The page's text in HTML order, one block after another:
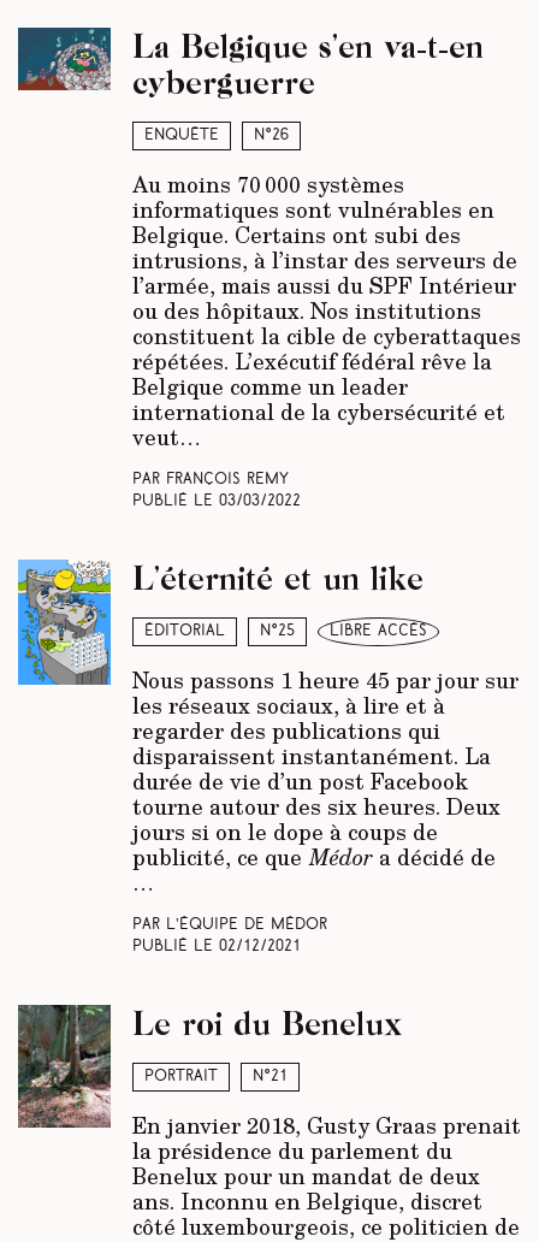
Enquête N°26
La Belgique s’en va-t-en
cyberguerre
Au moins 70 000 systèmes
informatiques sont vulnérables en
Belgique. Certains ont subi des
intrusions, à l’instar des serveurs de
l’armée, mais aussi du SPF Intérieur
ou des hôpitaux. Nos institutions
constituent la cible de cyberattaques
répétées. L’exécutif fédéral rêve la
Belgique comme un leader
international de la cybersécurité et
veut…
Par François Remy
Publié le 03/03/2022
Éditorial N°25 libre accès
L’éternité et un like
Nous passons 1 heure 45 par jour sur
les réseaux sociaux, à lire et à
regarder des publications qui
disparaissent instantanément. La
durée de vie d’un post Facebook
tourne autour des six heures. Deux
jours si on le dope à coups de
publicité, ce queMédora décidé de
…
Par L’équipe de Médor
Publié le 02/12/2021
Portrait N°21
Le roi du Benelux
En janvier 2018, Gusty Graas prenait
la présidence du parlement du
Benelux pour un mandat de deux
ans. Inconnu en Belgique, discret
côté luxembourgeois, ce politicien de